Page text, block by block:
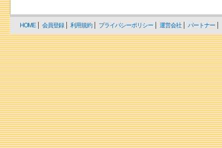
HOME 会員登録 利用規約 プライバシーポリシー 運営会社 パートナー